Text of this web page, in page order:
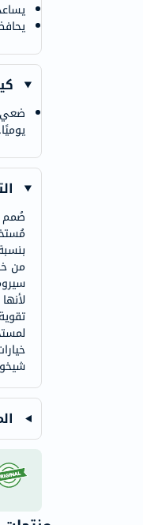
ضعي
صُمم
من